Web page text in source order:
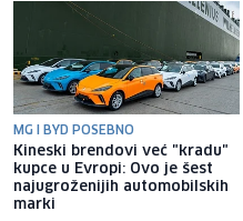
MG I BYD POSEBNO
Kineski brendovi već "kradu"
kupce u Evropi: Ovo je šest
najugroženijih automobilskih
marki